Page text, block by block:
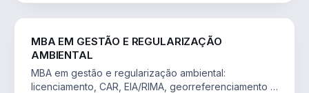
MBA EM GESTÃO E REGULARIZAÇÃO
AMBIENTAL
MBA em gestão e regularização ambiental:
licenciamento, CAR, EIA/RIMA, georreferenciamento e